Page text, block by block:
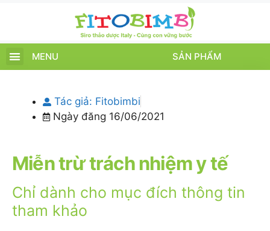
MENU SẢN PHẨM
Tác giả: Fitobimbi
Ngày đăng 16/06/2021
Miễn trừ trách nhiệm y tế
Chỉ dành cho mục đích thông tin
tham khảo